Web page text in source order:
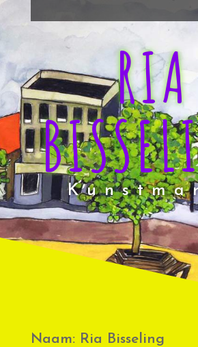
RIA
Naam: Ria Bisseling